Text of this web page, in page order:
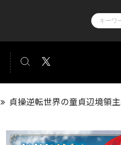
ライトノベル
文庫
ロサージュノベルス
オーバーラップノベルス
貞操逆転世界の童貞辺境領主